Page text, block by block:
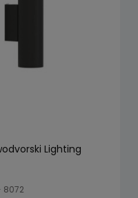
Lighting
8072